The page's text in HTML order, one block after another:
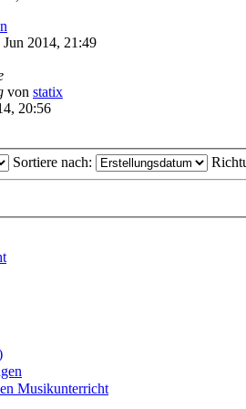
2014, 21:49
von statix
20:56
Sortiere nach:
Musikunterricht